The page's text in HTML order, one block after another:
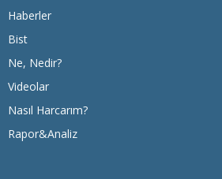
Haberler
Bist
Ne, Nedir?
Videolar
Nasıl Harcarım?
Rapor&Analiz